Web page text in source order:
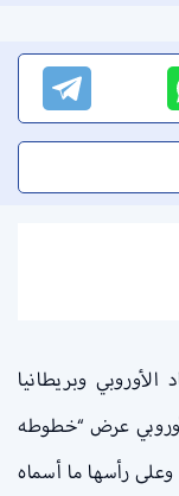
وبريطانيا
عرض “خطوطه
وعلى رأسها ما أسماه